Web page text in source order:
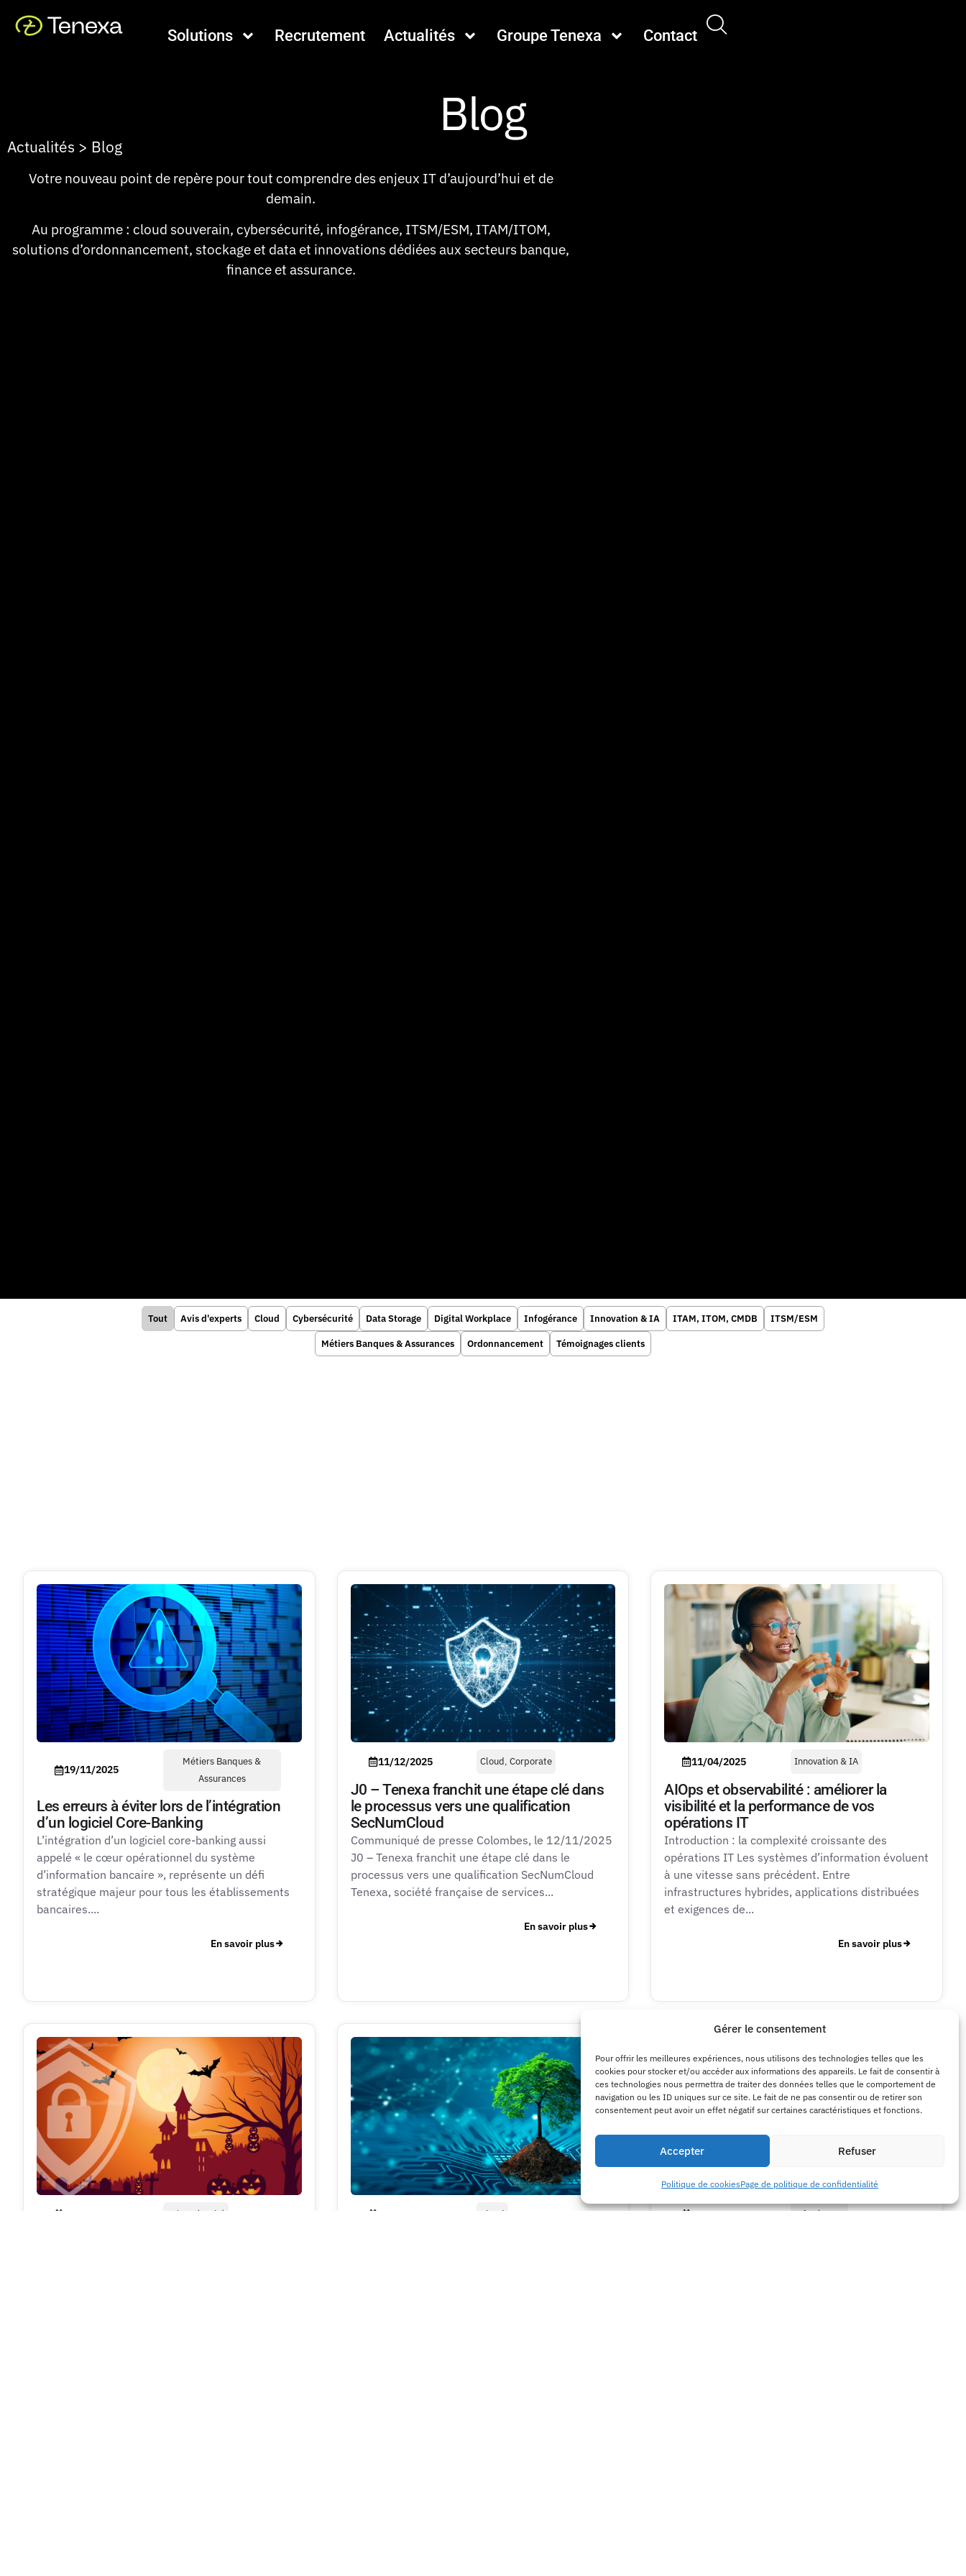
Gérer le consentement
Pour offrir les meilleures expériences, nous utilisons des technologies telles que les
cookies pour stocker et/ou accéder aux informations des appareils. Le fait de consentir à
ces technologies nous permettra de traiter des données telles que le comportement de
navigation ou les ID uniques sur ce site. Le fait de ne pas consentir ou de retirer son
consentement peut avoir un effet négatif sur certaines caractéristiques et fonctions.
Accepter Refuser
Politique de cookiesPage de politique de confidentialité
Solutions Recrutement Actualités Groupe Tenexa Contact
Blog
Actualités > Blog
Votre nouveau point de repère pour tout comprendre des enjeux IT d’aujourd’hui et de
demain.
Au programme : cloud souverain, cybersécurité, infogérance, ITSM/ESM, ITAM/ITOM,
solutions d’ordonnancement, stockage et data et innovations dédiées aux secteurs banque,
finance et assurance.
Avis d'experts Cloud Cybersécurité Data Storage Digital Workplace Infogérance Innovation & IA ITAM, ITOM, CMDB ITSM/ESM
Métiers Banques & Assurances Ordonnancement Témoignages clients
Tout
19/11/2025
Métiers Banques &
Assurances
Les erreurs à éviter lors de l’intégration
d’un logiciel Core-Banking
L’intégration d’un logiciel core-banking aussi
appelé « le cœur opérationnel du système
d’information bancaire », représente un défi
stratégique majeur pour tous les établissements
bancaires....
En savoir plus
11/12/2025 Cloud,Corporate
J0 – Tenexa franchit une étape clé dans
le processus vers une qualification
SecNumCloud
Communiqué de presse Colombes, le 12/11/2025
J0 – Tenexa franchit une étape clé dans le
processus vers une qualification SecNumCloud
Tenexa, société française de services...
En savoir plus
11/04/2025 Innovation & IA
AIOps et observabilité : améliorer la
visibilité et la performance de vos
opérations IT
Introduction : la complexité croissante des
opérations IT Les systèmes d’information évoluent
à une vitesse sans précédent. Entre
infrastructures hybrides, applications distribuées
et exigences de...
En savoir plus
Cybersécurité Cloud 16/10/2025 Infogérance